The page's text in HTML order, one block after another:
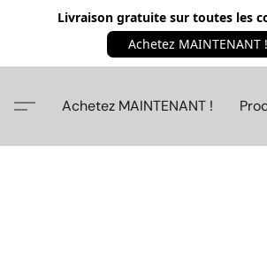
Livraison gratuite sur toutes les
Achetez MAINTENANT !
Achetez MAINTENANT !